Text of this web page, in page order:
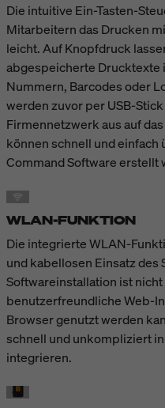
Die intuitive Ein-Tasten-
Mitarbeitern das Drucken
leicht. Auf Knopfdruck
abgespeicherte Drucktexte
Nummern, Barcodes oder
werden zuvor per USB-
Firmennetzwerk aus auf
können schnell und
Command Software erstellt
WLAN-FUNKTION
Die integrierte WLAN-
und kabellosen Einsatz des
Softwareinstallation ist
benutzerfreundliche Web-
Browser genutzt werden
schnell und unkompliziert
integrieren.